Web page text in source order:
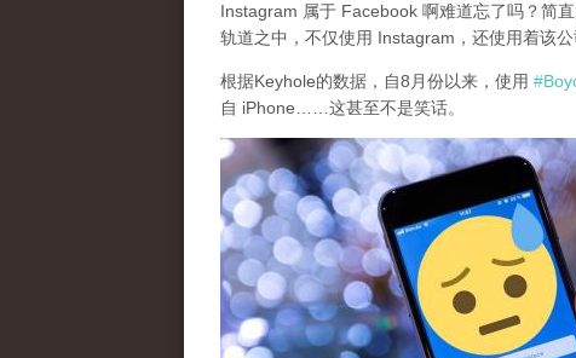
Instagram 属于 Facebook 啊难道忘了吗？简
轨道之中，不仅使用 Instagram，还使用着该
根据Keyhole的数据，自8月份以来，使用
自 iPhone……这甚至不是笑话。